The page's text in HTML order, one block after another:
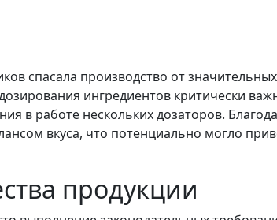
спасала производство от
ингредиентов критически
в работе нескольких дозаторов.
вкуса, что потенциально могло
продукции